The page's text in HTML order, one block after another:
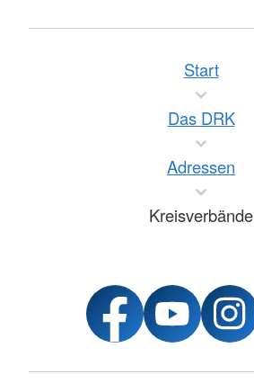
Start
Das DRK
Adressen
Kreisverbände